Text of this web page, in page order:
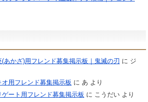
(あかざ)用フレンド募集掲示板｜鬼滅の刃 に ジ
オ用フレンド募集掲示板 に あ より
ゲート用フレンド募集掲示板 に こうだいより